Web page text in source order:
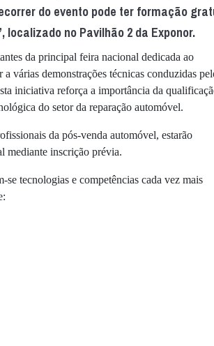
do evento pode ter formação
localizado no Pavilhão 2 da Exponor.
da principal feira nacional dedicada ao
várias demonstrações técnicas conduzidas
iniciativa reforça a importância da
do setor da reparação automóvel.
da pós-venda automóvel, estarão
mediante inscrição prévia.
se tecnologias e competências cada vez mais